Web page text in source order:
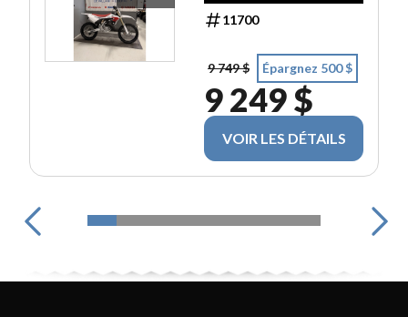
PARTIR DE 3,99% / 24
MOIS
11700
9 749 $ Épargnez 500 $
9 249 $
VOIR LES DÉTAILS